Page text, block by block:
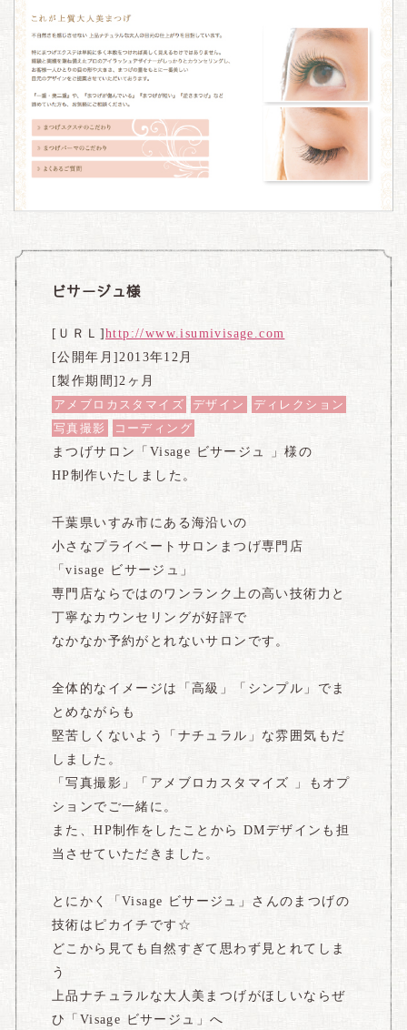
ビサージュ様
[ＵＲＬ]http://www.isumivisage.com
[公開年月]2013年12月
[製作期間]2ヶ月
アメブロカスタマイズ
デザイン
ディレクション
写真撮影
コーディング
まつげサロン「Visage ビサージュ 」様の
HP制作いたしました。
千葉県いすみ市にある海沿いの
小さなプライベートサロンまつげ専門店
「visage ビサージュ」
専門店ならではのワンランク上の高い技術力と
丁寧なカウンセリングが好評で
なかなか予約がとれないサロンです。
全体的なイメージは「高級」「シンプル」でま
とめながらも
堅苦しくないよう「ナチュラル」な雰囲気もだ
しました。
「写真撮影」「アメブロカスタマイズ 」もオプ
ションでご一緒に。
また、HP制作をしたことから DMデザインも担
当させていただきました。
とにかく「Visage ビサージュ」さんのまつげの
技術はピカイチです☆
どこから見ても自然すぎて思わず見とれてしま
う
上品ナチュラルな大人美まつげがほしいならぜ
ひ「Visage ビサージュ」へ